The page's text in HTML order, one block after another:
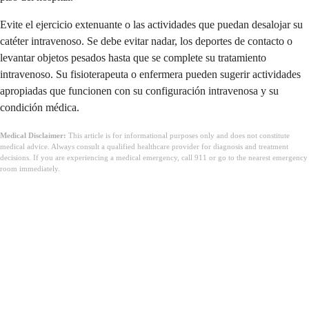
Evite el ejercicio extenuante o las actividades que puedan desalojar su
catéter intravenoso. Se debe evitar nadar, los deportes de contacto o
levantar objetos pesados hasta que se complete su tratamiento
intravenoso. Su fisioterapeuta o enfermera pueden sugerir actividades
apropiadas que funcionen con su configuración intravenosa y su
condición médica.
Medical Disclaimer: This article is for informational purposes only and does not constitute
medical advice. Always consult a qualified healthcare provider for diagnosis and treatment
decisions. If you are experiencing a medical emergency, call 911 or go to the nearest emergency
room immediately.